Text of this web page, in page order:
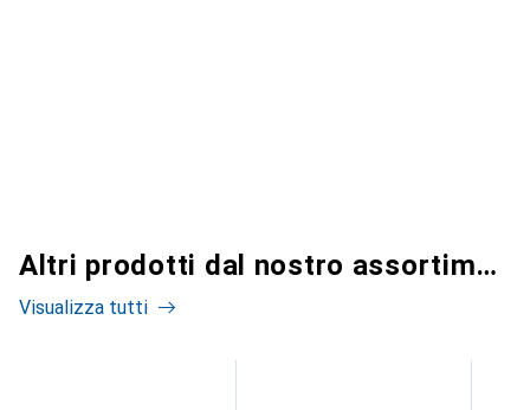
Altri prodotti dal nostro assortimento
Visualizza tutti